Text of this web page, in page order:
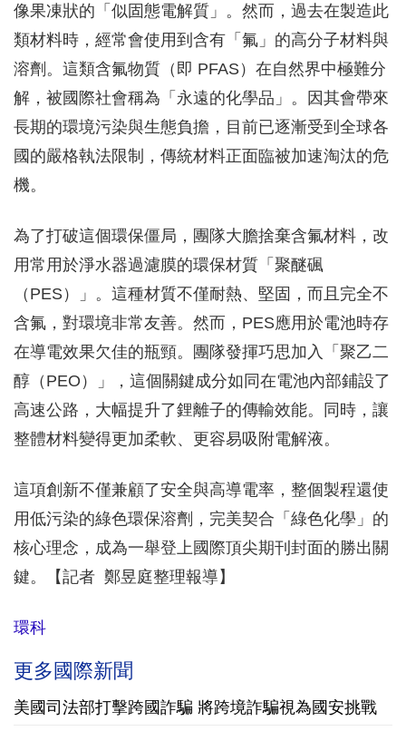
像果凍狀的「似固態電解質」。然而，過去在製造此
類材料時，經常會使用到含有「氟」的高分子材料與
溶劑。這類含氟物質（即 PFAS）在自然界中極難分
解，被國際社會稱為「永遠的化學品」。因其會帶來
長期的環境污染與生態負擔，目前已逐漸受到全球各
國的嚴格執法限制，傳統材料正面臨被加速淘汰的危
機。
為了打破這個環保僵局，團隊大膽捨棄含氟材料，改
用常用於淨水器過濾膜的環保材質「聚醚碸
（PES）」。這種材質不僅耐熱、堅固，而且完全不
含氟，對環境非常友善。然而，PES應用於電池時存
在導電效果欠佳的瓶頸。團隊發揮巧思加入「聚乙二
醇（PEO）」，這個關鍵成分如同在電池內部鋪設了
高速公路，大幅提升了鋰離子的傳輸效能。同時，讓
整體材料變得更加柔軟、更容易吸附電解液。
這項創新不僅兼顧了安全與高導電率，整個製程還使
用低污染的綠色環保溶劑，完美契合「綠色化學」的
核心理念，成為一舉登上國際頂尖期刊封面的勝出關
鍵。【記者 鄭昱庭整理報導】
環科
更多國際新聞
美國司法部打擊跨國詐騙 將跨境詐騙視為國安挑戰